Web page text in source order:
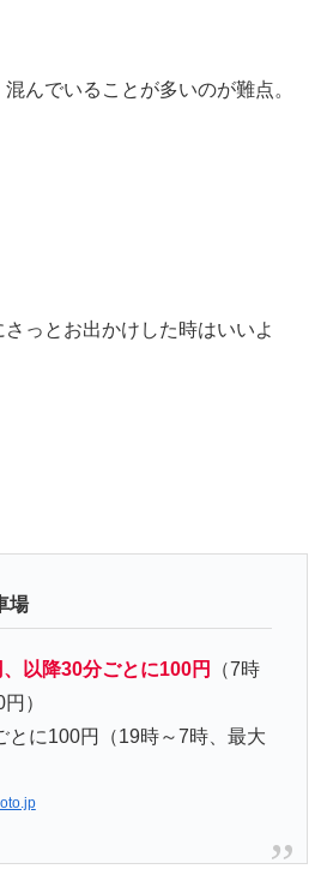
混んでいることが多いのが難点。
さっとお出かけした時はいいよ
場
以降30分ごとに100円
（7時
）
に100円（19時～7時、最大